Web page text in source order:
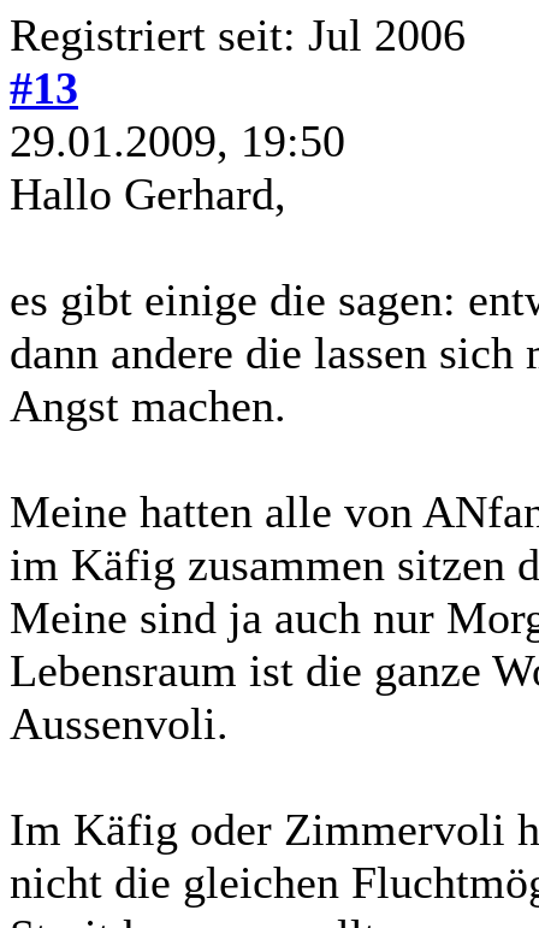
Registriert seit: Jul 2006
#13
29.01.2009, 19:50
Hallo Gerhard,
es gibt einige die sagen:
dann andere die lassen
Angst machen.
Meine hatten alle von
im Käfig zusammen sitzen
Meine sind ja auch nur
Lebensraum ist die ganze
Aussenvoli.
Im Käfig oder Zimmervoli
nicht die gleichen